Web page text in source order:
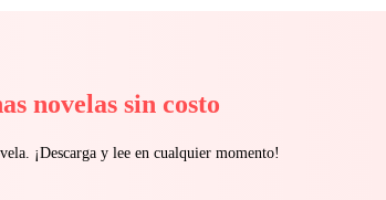
novelas sin costo
¡Descarga y lee en cualquier momento!